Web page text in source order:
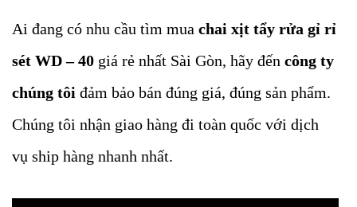
Ai đang có nhu cầu tìm mua chai xịt tẩy rửa gỉ rỉ
sét WD – 40 giá rẻ nhất Sài Gòn, hãy đến công ty
chúng tôi đảm bảo bán đúng giá, đúng sản phẩm.
Chúng tôi nhận giao hàng đi toàn quốc với dịch
vụ ship hàng nhanh nhất.